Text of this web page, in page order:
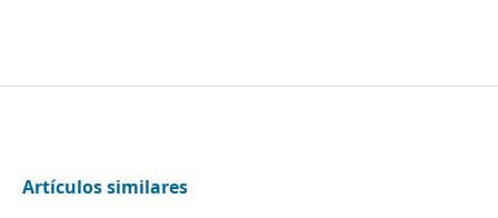
Artículos similares